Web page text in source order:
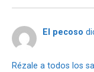
El pecoso
Rézale a todos los